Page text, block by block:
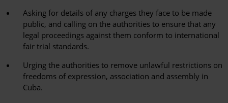
Asking for details of any charges they face to be made
public, and calling on the authorities to ensure that any
legal proceedings against them conform to international
fair trial standards.
Urging the authorities to remove unlawful restrictions on
freedoms of expression, association and assembly in
Cuba.